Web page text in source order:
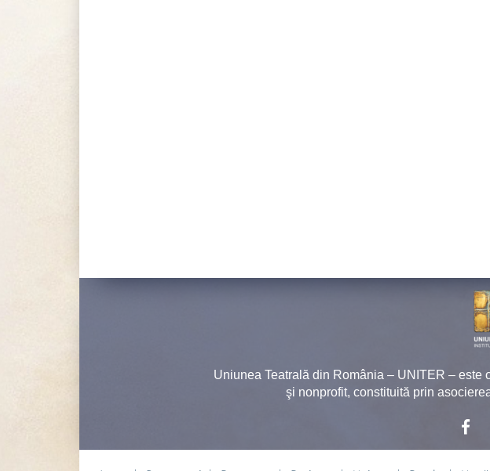
Uniunea Teatrală din România – UNITER –
şi nonprofit, constituită prin